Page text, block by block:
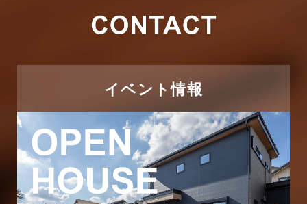
つくばエクスプレス線
ピアラシティ店-ブログ
ブログ
マンション経営活用事例
2025年11月
2025年10月
2025年9月
イベント情報